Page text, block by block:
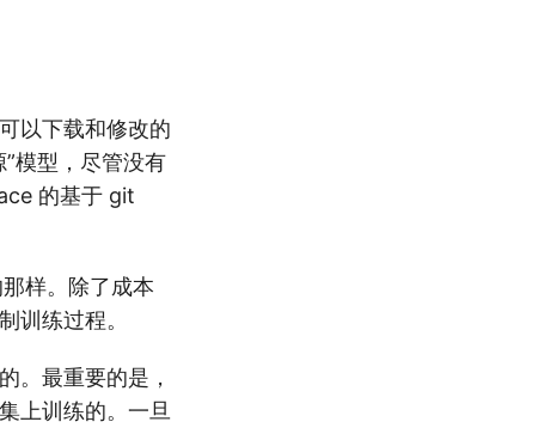
以下载和修改的
模型，尽管没有
的基于 git
样。除了成本
训练过程。
。最重要的是，
上训练的。一旦